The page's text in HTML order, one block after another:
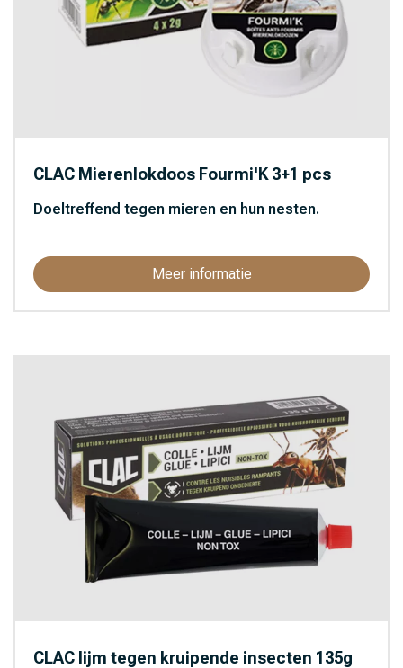
CLAC Mierenlokdoos Fourmi'K 3+1 pcs
Doeltreffend tegen mieren en hun nesten.
Meer informatie
CLAC lijm tegen kruipende insecten 135g